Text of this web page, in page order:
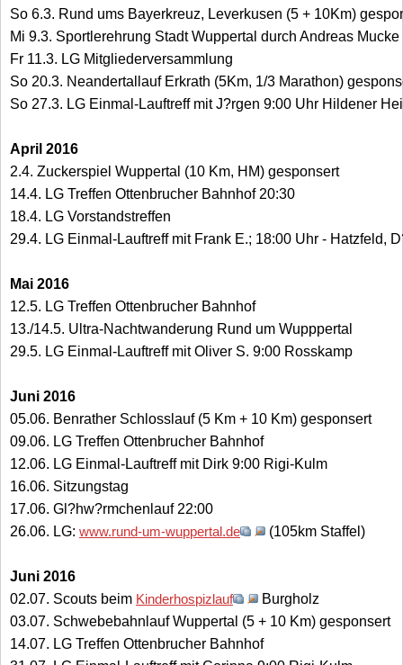
So 6.3. Rund ums Bayerkreuz, Leverkusen (5 + 10Km)
Mi 9.3. Sportlerehrung Stadt Wuppertal durch Andreas Mucke
Fr 11.3. LG Mitgliederversammlung
So 20.3. Neandertallauf Erkrath (5Km, 1/3 Marathon)
So 27.3. LG Einmal-Lauftreff mit J?rgen 9:00 Uhr Hildener
April 2016
2.4. Zuckerspiel Wuppertal (10 Km, HM) gesponsert
14.4. LG Treffen Ottenbrucher Bahnhof 20:30
18.4. LG Vorstandstreffen
29.4. LG Einmal-Lauftreff mit Frank E.; 18:00 Uhr - Hatzfeld,
Mai 2016
12.5. LG Treffen Ottenbrucher Bahnhof
13./14.5. Ultra-Nachtwanderung Rund um Wupppertal
29.5. LG Einmal-Lauftreff mit Oliver S. 9:00 Rosskamp
Juni 2016
05.06. Benrather Schlosslauf (5 Km + 10 Km) gesponsert
09.06. LG Treffen Ottenbrucher Bahnhof
12.06. LG Einmal-Lauftreff mit Dirk 9:00 Rigi-Kulm
16.06. Sitzungstag
17.06. Gl?hw?rmchenlauf 22:00
26.06. LG: www.rund-um-wuppertal.de (105km Staffel)
Juni 2016
02.07. Scouts beim Kinderhospizlauf
Burgholz
03.07. Schwebebahnlauf Wuppertal (5 + 10 Km) gesponsert
14.07. LG Treffen Ottenbrucher Bahnhof